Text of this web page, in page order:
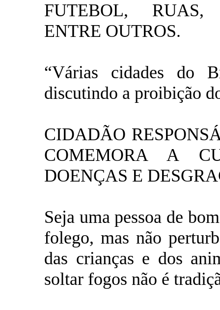
FUTEBOL, RUAS,
ENTRE OUTROS.
“Várias cidades do
discutindo a proibição
CIDADÃO
COMEMORA A
DOENÇAS E
Seja uma pessoa de
folego, mas não
das crianças e dos
soltar fogos não é